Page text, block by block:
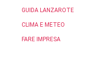
GUIDA LANZAROTE
CLIMA E METEO
FARE IMPRESA